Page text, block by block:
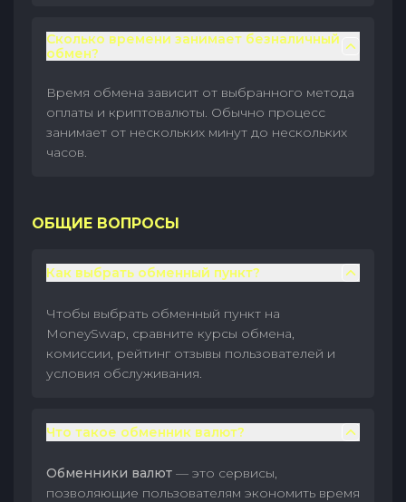
Сколько времени занимает безналичный
обмен?
Время обмена зависит от выбранного метода
оплаты и криптовалюты. Обычно процесс
занимает от нескольких минут до нескольких
часов.
ОБЩИЕ ВОПРОСЫ
Как выбрать обменный пункт?
Чтобы выбрать обменный пункт на
MoneySwap, сравните курсы обмена,
комиссии, рейтинг отзывы пользователей и
условия обслуживания.
Что такое обменник валют?
Обменники валют — это сервисы,
позволяющие пользователям экономить время